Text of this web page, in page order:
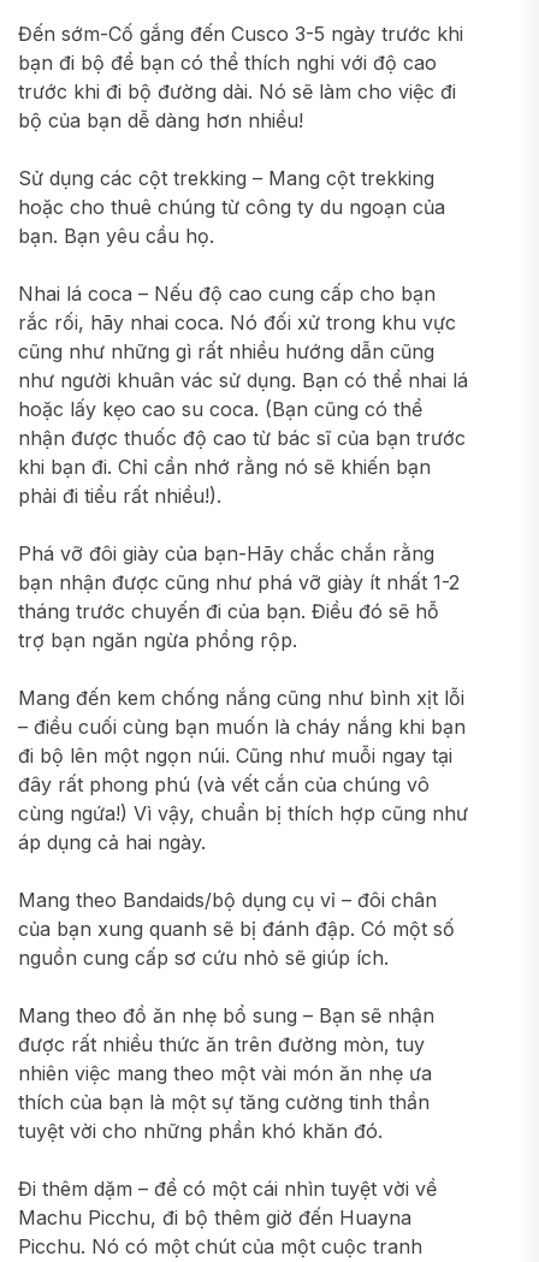
Đến sớm-Cố gắng đến Cusco 3-5 ngày trước khi
bạn đi bộ để bạn có thể thích nghi với độ cao
trước khi đi bộ đường dài. Nó sẽ làm cho việc đi
bộ của bạn dễ dàng hơn nhiều!
Sử dụng các cột trekking – Mang cột trekking
hoặc cho thuê chúng từ công ty du ngoạn của
bạn. Bạn yêu cầu họ.
Nhai lá coca – Nếu độ cao cung cấp cho bạn
rắc rối, hãy nhai coca. Nó đối xử trong khu vực
cũng như những gì rất nhiều hướng dẫn cũng
như người khuân vác sử dụng. Bạn có thể nhai lá
hoặc lấy kẹo cao su coca. (Bạn cũng có thể
nhận được thuốc độ cao từ bác sĩ của bạn trước
khi bạn đi. Chỉ cần nhớ rằng nó sẽ khiến bạn
phải đi tiểu rất nhiều!).
Phá vỡ đôi giày của bạn-Hãy chắc chắn rằng
bạn nhận được cũng như phá vỡ giày ít nhất 1-2
tháng trước chuyến đi của bạn. Điều đó sẽ hỗ
trợ bạn ngăn ngừa phồng rộp.
Mang đến kem chống nắng cũng như bình xịt lỗi
– điều cuối cùng bạn muốn là cháy nắng khi bạn
đi bộ lên một ngọn núi. Cũng như muỗi ngay tại
đây rất phong phú (và vết cắn của chúng vô
cùng ngứa!) Vì vậy, chuẩn bị thích hợp cũng như
áp dụng cả hai ngày.
Mang theo Bandaids/bộ dụng cụ vỉ – đôi chân
của bạn xung quanh sẽ bị đánh đập. Có một số
nguồn cung cấp sơ cứu nhỏ sẽ giúp ích.
Mang theo đồ ăn nhẹ bổ sung – Bạn sẽ nhận
được rất nhiều thức ăn trên đường mòn, tuy
nhiên việc mang theo một vài món ăn nhẹ ưa
thích của bạn là một sự tăng cường tinh thần
tuyệt vời cho những phần khó khăn đó.
Đi thêm dặm – để có một cái nhìn tuyệt vời về
Machu Picchu, đi bộ thêm giờ đến Huayna
Picchu. Nó có một chút của một cuộc tranh